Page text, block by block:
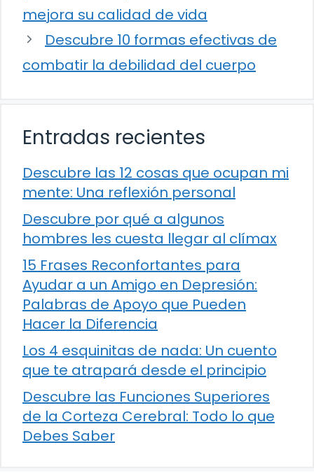
mejora su calidad de vida
Descubre 10 formas efectivas de
combatir la debilidad del cuerpo
Entradas recientes
Descubre las 12 cosas que ocupan mi
mente: Una reflexión personal
Descubre por qué a algunos
hombres les cuesta llegar al clímax
15 Frases Reconfortantes para
Ayudar a un Amigo en Depresión:
Palabras de Apoyo que Pueden
Hacer la Diferencia
Los 4 esquinitas de nada: Un cuento
que te atrapará desde el principio
Descubre las Funciones Superiores
de la Corteza Cerebral: Todo lo que
Debes Saber